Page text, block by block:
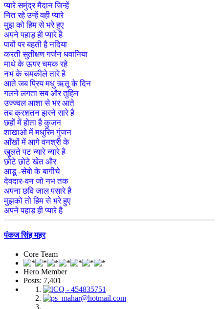
प्यारे समुंद्र मैदान जिन्हें
नित रहे उन्हें वही प्यारे
मुझ को हिम से भरे हुए
अपने पहाड़ ही प्यारे है
पावों पर बहती है नदिया
करती सुतीक्षण गर्जन धवानिया
माथे के ऊपर चमक रहे
नभ के चमकीले तारे है
आते जब प्रिय मधु ऋतू के दिन
गलने लगता सब और तुहिन
उज्ज्वल आशा से भर आते
तब क्रशतन झरने सारे है
छहों में होता है कुजन
शाखाओ में मधुरिम गुंजन
आँखों में आगे वनश्री के
खुलते पट न्यारे न्यारे है
छोटे छोटे खेत और
आडू -सेबो के बागीचे
देवदार-वन जो नभ तक
अपना छवि जाल पसारे है
मुझको तो हिम से भरे हुए
अपने पहाड़ ही प्यारे है
पंकज सिंह महर
Core Team
Hero Member
Posts: 7,401